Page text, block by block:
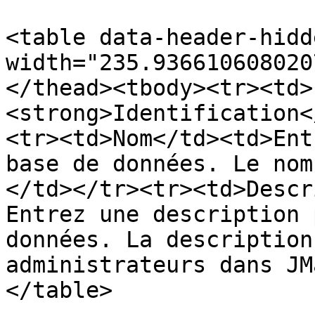
<table data-header-
</thead><tbody><tr><td>
<tr><td>Nom</
base de données. Le
</td></
Entrez une description
données. La
administrateurs dans
</table>